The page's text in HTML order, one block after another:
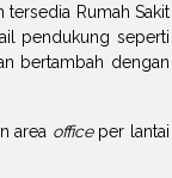
Rumah Sakit
pendukung seperti
bertambah dengan
area officeper lantai